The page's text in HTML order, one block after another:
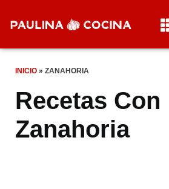
INICIO » ZANAHORIA
Recetas Con
Zanahoria